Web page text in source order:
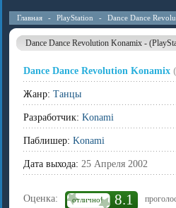
Главная - PlayStation - Dance Dance
Dance Dance Revolution Konamix -
Dance Dance Revolution Konamix
Жанр: Танцы
Разработчик: Konami
Паблишер: Konami
Дата выхода: 25 Апреля 2002
Оценка: отлично! 8.1